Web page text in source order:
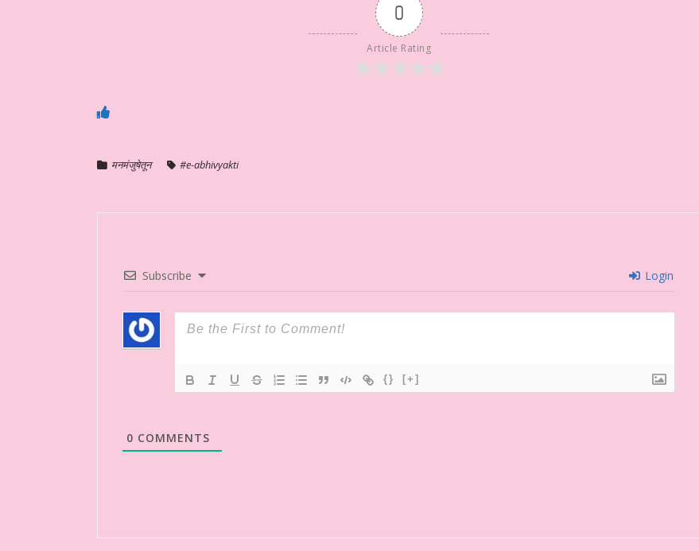
0
Article Rating
मनमंजुषेतून #e-abhivyakti
Subscribe Login
{} [+]
0 COMMENTS